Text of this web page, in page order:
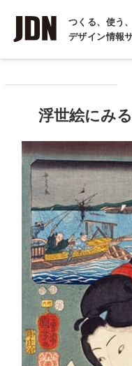
つくる、使う
デザイン情報
INTERVIEW
インタビュー
コラム
浮世絵にみ